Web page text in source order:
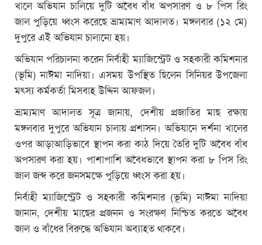
খালে অভিযান চালিয়ে দুটি অবৈধ বাঁধ অপসারণ ও ৮ পিস রিং
জাল পুড়িয়ে ধ্বংস করেছে ভ্রাম্যমাণ আদালত। মঙ্গলবার (১২ মে)
দুপুরে এই অভিযান চালানো হয়।
অভিযান পরিচালনা করেন নির্বাহী ম্যাজিস্ট্রেট ও সহকারী কমিশনার
(ভূমি) নাঈমা নাদিয়া। এসময় উপস্থিত ছিলেন সিনিয়র উপজেলা
মৎস্য কর্মকর্তা মিসবাহ উদ্দিন আফজল।
ভ্রাম্যমাণ আদালত সূত্র জানায়, দেশীয় প্রজাতির মাছ রক্ষায়
মঙ্গলবার দুপুরে অভিযান চালায় প্রশাসন। অভিযানে দর্শনা খালের
ওপর আড়াআড়িভাবে স্থাপন করা কাঠ দিয়ে তৈরি দুটি অবৈধ বাঁধ
অপসারণ করা হয়। পাশাপাশি অবৈধভাবে স্থাপন করা ৮ পিস রিং
জাল জব্দ করে জনসমক্ষে পুড়িয়ে ধ্বংস করা হয়।
নির্বাহী ম্যাজিস্ট্রেট ও সহকারী কমিশনার (ভূমি) নাঈমা নাদিয়া
জানান, দেশীয় মাছের প্রজনন ও সংরক্ষণ নিশ্চিত করতে অবৈধ
জাল ও বাঁধের বিরুদ্ধে অভিযান অব্যাহত থাকবে।